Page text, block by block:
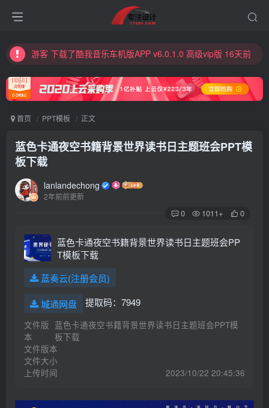
游客 登录了网站 1天前
游客 下载了酷我音乐车机版APP v6.0.1.0 高级vip版 16天前
游客 下载了WPS Office安卓国际版 | V18.7.3 解锁高级版 19天前
游客 下载了酷狗音乐2024v11.3.2 破解版永久免费安卓版下载 26天前
游客 登录了网站 29天前
游客 下载了影音播放器PotPlayer v1.7.22129.0 美化增强版 1个月前
游客 下载了影音播放器PotPlayer v1.7.22129.0 美化增强版 1个月前
游客 下载了基于PHP和MySQL的简单而强大的下载系统ErphpDown 17.1 全功能版 1个月前
游客 下载了基于PHP和MySQL的简单而强大的下载系统ErphpDown 17.1 全功能版 1个月前
游客 下载了基于PHP和MySQL的简单而强大的下载系统ErphpDown 17.1 全功能版 1个月前
游客 下载了《亚克迪Yakka.Dee》1-3季全60集动画视频+60集音频MP3 百度云网盘下载 1个月前
游客 下载了《亚克迪Yakka.Dee》1-3季全60集动画视频+60集音频MP3 百度云网盘下载 1个月前
游客 登录了网站 2个月前
游客 kakaka注册了网站帐号 2个月前
游客 下载了酷我音乐车机版APP v6.0.1.0 高级vip版 2个月前
游客 下载了Android 酷我音乐v10.7.4.1 v2豪华VIP破解版-可免费下载高品质无损音乐 2个月前
游客 下载了Android 酷我音乐v10.7.4.1 v2豪华VIP破解版-可免费下载高品质无损音乐 2个月前
游客 下载了Android 酷我音乐v10.7.4.1 v2豪华VIP破解版-可免费下载高品质无损音乐 2个月前
首页 PPT模板 正文
蓝色卡通夜空书籍背景世界读书日主题班会PPT模
板下载
lanlandechong
2年前前更新
0 1011+ 0
蓝色卡通夜空书籍背景世界读书日主题班会PP
T模板下载
蓝奏云(注册会员)
城通网盘 提取码：7949
文件版
本
蓝色卡通夜空书籍背景世界读书日主题班会PPT模
板下载
文件版本
文件大小
上传时间
2023/10/22 20:45:36